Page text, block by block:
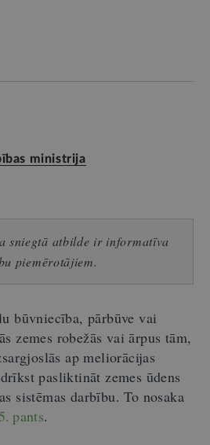
ministrija
sniegtā atbilde ir informatīva
piemērotājiem.
būvniecība, pārbūve vai
zemes robežās vai ārpus tām,
ap meliorācijas
pasliktināt zemes ūdens
sistēmas darbību. To nosaka
pants.